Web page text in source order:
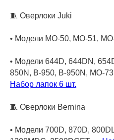
🧵 Оверлоки Juki
• Модели MO-50, MO-51,
• Модели 644D, 644DN,
850N, B-950, B-950N, MO-
Набор лапок 6 шт.
🧵 Оверлоки Bernina
• Модели 700D, 870D,